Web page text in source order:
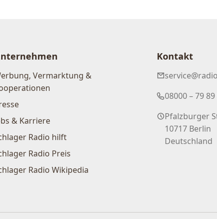
Vermarktung &
& Karriere
Radio hilft
Radio Preis
Radio Wikipedia
Kontakt
08000 – 79 89
Pfalzburger
10717 Berlin
Deutschland